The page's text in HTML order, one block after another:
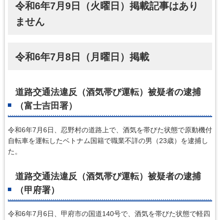
令和6年7月9日（火曜日）掲載記事はあり
ません
令和6年7月8日（月曜日）掲載
道路交通法違反（酒気帯び運転）被疑者の逮捕
（富士吉田署）
令和6年7月6日、忍野村の道路上で、酒気を帯びた状態で原動機付
自転車を運転したベトナム国籍で職業不詳の男（23歳）を逮捕し
た。
道路交通法違反（酒気帯び運転）被疑者の逮捕
（甲府署）
令和6年7月6日、甲府市の国道140号で、酒気を帯びた状態で軽四